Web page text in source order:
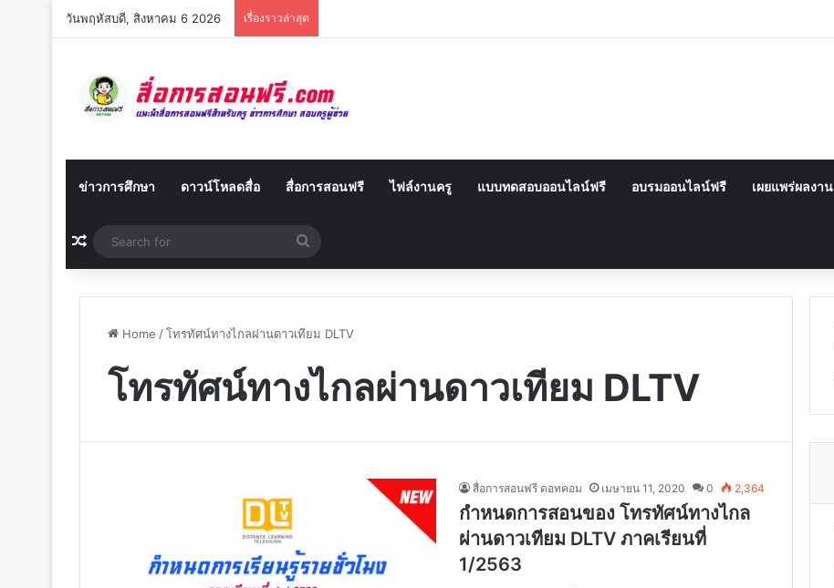
วันพฤหัสบดี, สิงหาคม 6 2026 เรื่องราวล่าสุด
ข่าวการศึกษา ดาวน์โหลดสื่อ สื่อการสอนฟรี ไฟล์งานครู แบบทดสอบออนไลน์ฟรี อบรมออนไลน์ฟรี เผยแพร่ผลงาน
Random Article
for
Home /โทรทัศน์ทางไกลผ่านดาวเทียม DLTV
โทรทัศน์ทางไกลผ่านดาวเทียม DLTV
สื่อการสอนฟรี ดอทคอม เมษายน 11, 2020 0 2,364
กำหนดการสอนของ โทรทัศน์ทางไกล
ผ่านดาวเทียม DLTV ภาคเรียนที่
1/2563